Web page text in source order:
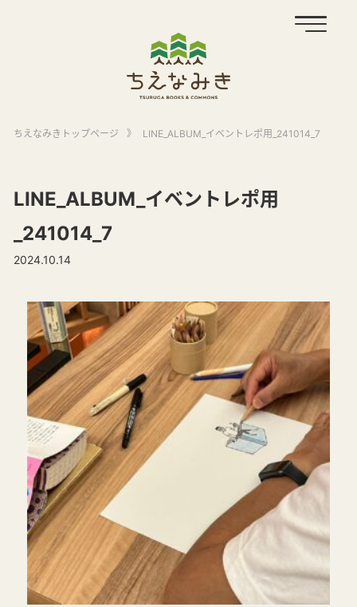
ちえなみきトップページ 》 LINE_ALBUM_イベントレポ用_241014_7
LINE_ALBUM_イベントレポ用
_241014_7
2024.10.14